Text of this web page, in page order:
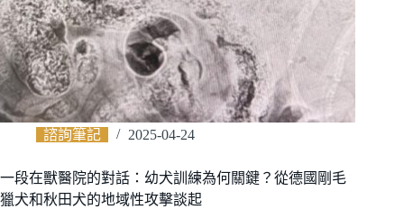
諮詢筆記 2025-04-24
一段在獸醫院的對話：幼犬訓練為何關鍵？從德國剛毛
獵犬和秋田犬的地域性攻擊談起